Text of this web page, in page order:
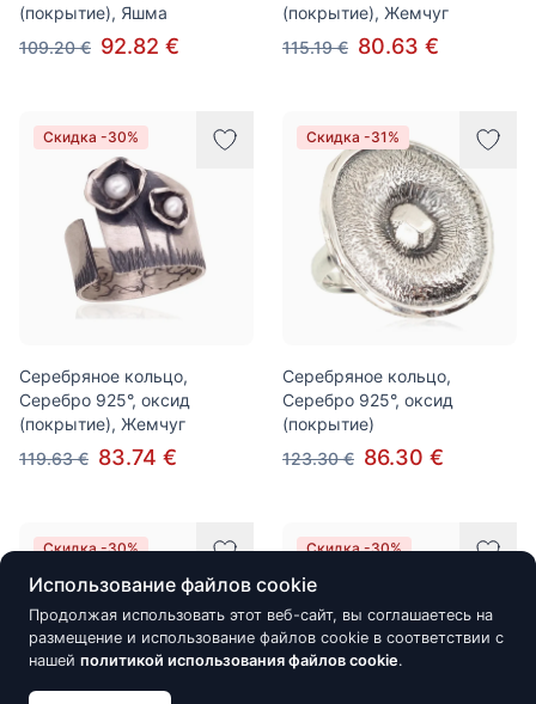
(покрытие), Яшма
109.20 € 92.82 €
(покрытие), Жемчуг
115.19 € 80.63 €
Скидка -30%
Серебряное кольцо,
Серебро 925°, оксид
(покрытие), Жемчуг
119.63 € 83.74 €
Скидка -31%
Серебряное кольцо,
Серебро 925°, оксид
(покрытие)
123.30 € 86.30 €
Скидка -30% Скидка -30%
Использование файлов cookie
Продолжая использовать этот веб-сайт, вы соглашаетесь на
размещение и использование файлов cookie в соответствии с
нашей политикой использования файлов cookie.